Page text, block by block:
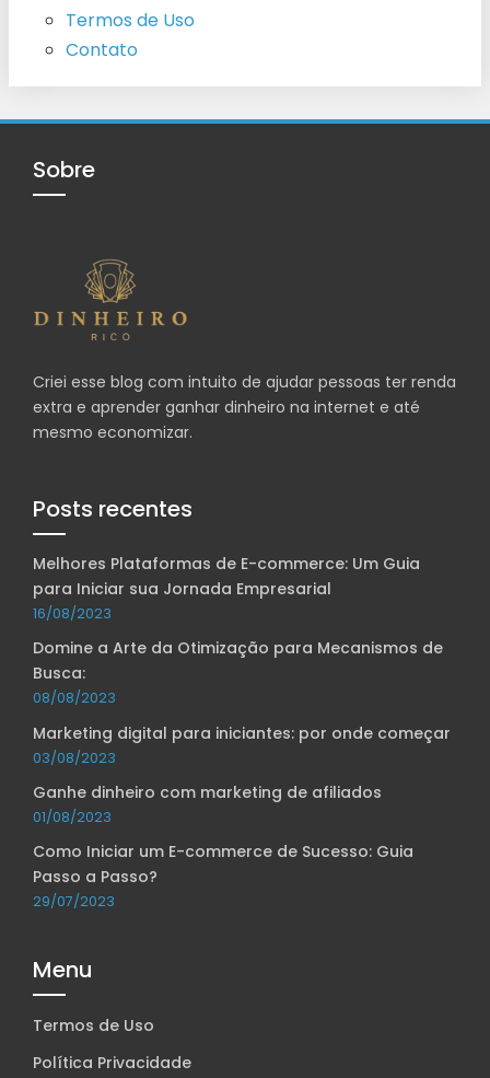
Termos de Uso
Contato
Sobre
Criei esse blog com intuito de ajudar pessoas ter renda
extra e aprender ganhar dinheiro na internet e até
mesmo economizar.
Posts recentes
Melhores Plataformas de E-commerce: Um Guia
para Iniciar sua Jornada Empresarial
16/08/2023
Domine a Arte da Otimização para Mecanismos de
Busca:
08/08/2023
Marketing digital para iniciantes: por onde começar
03/08/2023
Ganhe dinheiro com marketing de afiliados
01/08/2023
Como Iniciar um E-commerce de Sucesso: Guia
Passo a Passo?
29/07/2023
Menu
Termos de Uso
Política Privacidade